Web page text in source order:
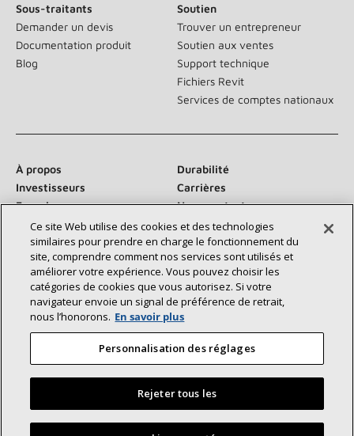
Sous-traitants
Demander un devis
Documentation produit
Blog
Soutien
Trouver un entrepreneur
Soutien aux ventes
Support technique
Fichiers Revit
Services de comptes nationaux
À propos
Durabilité
Investisseurs
Carrières
Fournisseurs
Nous contacter
Salle de presse
Communiquez avec nous :
©2026 Lennox International Inc.
Déclaration d’accessibilité
Confidentialité
Ce site Web utilise des cookies et des technologies
similaires pour prendre en charge le fonctionnement du
site, comprendre comment nos services sont utilisés et
améliorer votre expérience. Vous pouvez choisir les
catégories de cookies que vous autorisez. Si votre
navigateur envoie un signal de préférence de retrait,
nous l’honorons. En savoir plus
Personnalisation des réglages
Rejeter tous les